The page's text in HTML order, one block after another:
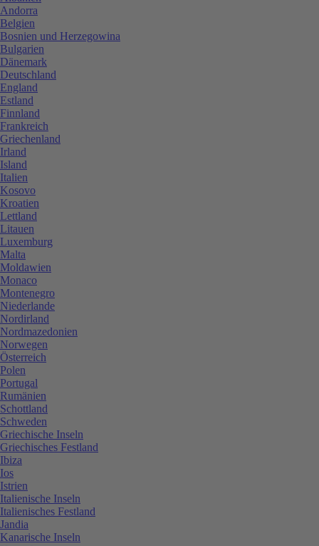
Andorra
Belgien
Bosnien und Herzegowina
Bulgarien
Dänemark
Deutschland
England
Estland
Finnland
Frankreich
Griechenland
Irland
Island
Italien
Kosovo
Kroatien
Lettland
Litauen
Luxemburg
Malta
Moldawien
Monaco
Montenegro
Niederlande
Nordirland
Nordmazedonien
Norwegen
Österreich
Polen
Portugal
Rumänien
Schottland
Schweden
Griechische Inseln
Griechisches Festland
Ibiza
Ios
Istrien
Italienische Inseln
Italienisches Festland
Jandia
Kanarische Inseln